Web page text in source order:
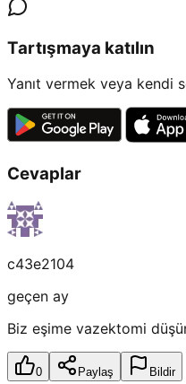
Tartışmaya katılın
Yanıt vermek veya kendi
Cevaplar
c43e2104
geçen ay
Biz eşime vazektomi
0 Paylaş Bildir